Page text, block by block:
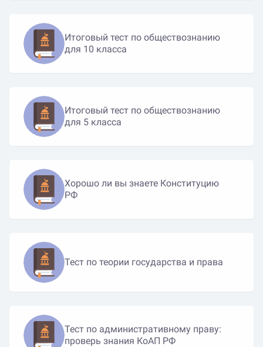
Итоговый тест по обществознанию
для 10 класса
Итоговый тест по обществознанию
для 5 класса
Хорошо ли вы знаете Конституцию
РФ
Тест по теории государства и права
Тест по административному праву:
проверь знания КоАП РФ